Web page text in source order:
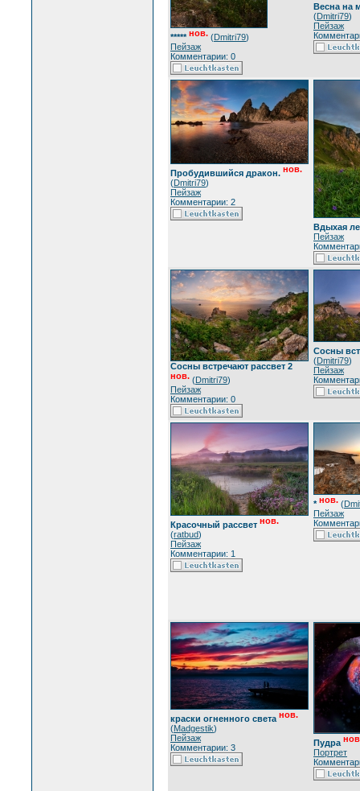
***** нов. (Dmitri79)
Пейзаж
Комментарии: 0
Весна на
(Dmitri79)
Пейзаж
Пробудившийся дракон. нов.
(Dmitri79)
Пейзаж
Комментарии: 2
Вдыхая
Пейзаж
Сосны встречают рассвет 2
нов. (Dmitri79)
Пейзаж
Комментарии: 0
Сосны
(Dmitri79)
Пейзаж
Красочный рассвет нов.
(ratbud)
Пейзаж
Комментарии: 1
* нов. (
Пейзаж
краски огненного света нов.
(Madgestik)
Пейзаж
Комментарии: 3
Пудра
Портрет